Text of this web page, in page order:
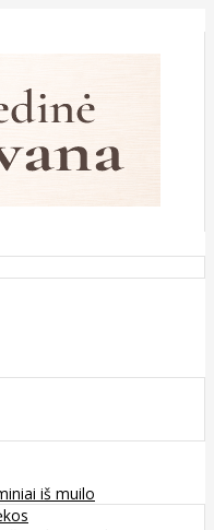
iš muilo